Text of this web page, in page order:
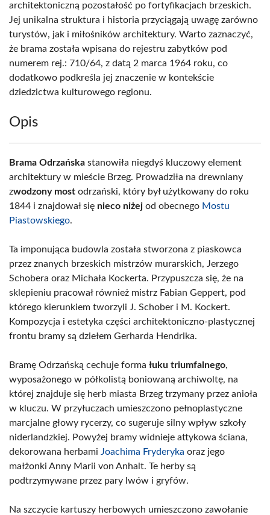
architektoniczną pozostałość po fortyfikacjach brzeskich.
Jej unikalna struktura i historia przyciągają uwagę zarówno
turystów, jak i miłośników architektury. Warto zaznaczyć,
że brama została wpisana do rejestru zabytków pod
numerem rej.: 710/64, z datą 2 marca 1964 roku, co
dodatkowo podkreśla jej znaczenie w kontekście
dziedzictwa kulturowego regionu.
Opis
Brama Odrzańska stanowiła niegdyś kluczowy element
architektury w mieście Brzeg. Prowadziła na drewniany
zwodzony most odrzański, który był użytkowany do roku
1844 i znajdował się nieco niżej od obecnego Mostu
Piastowskiego.
Ta imponująca budowla została stworzona z piaskowca
przez znanych brzeskich mistrzów murarskich, Jerzego
Schobera oraz Michała Kockerta. Przypuszcza się, że na
sklepieniu pracował również mistrz Fabian Geppert, pod
którego kierunkiem tworzyli J. Schober i M. Kockert.
Kompozycja i estetyka części architektoniczno-plastycznej
frontu bramy są dziełem Gerharda Hendrika.
Bramę Odrzańską cechuje forma łuku triumfalnego,
wyposażonego w półkolistą boniowaną archiwoltę, na
której znajduje się herb miasta Brzeg trzymany przez anioła
w kluczu. W przyłuczach umieszczono pełnoplastyczne
marcjalne głowy rycerzy, co sugeruje silny wpływ szkoły
niderlandzkiej. Powyżej bramy widnieje attykowa ściana,
dekorowana herbami Joachima Fryderyka oraz jego
małżonki Anny Marii von Anhalt. Te herby są
podtrzymywane przez pary lwów i gryfów.
Na szczycie kartuszy herbowych umieszczono zawołanie